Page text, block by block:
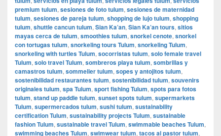
premium tulum, sesiones de foto tulum, sesiones de maternidad
tulum, sesiones de pareja tulum, shopping de lujo tulum, shopping
tulum, shuttle cancun tulum, Sian Ka’an, Sian Ka’an tours, sitios
mayas cerca de tulum, smoothies tulum, snorkel cenote, snorkel
con tortugas tulum, snorkeling tours Tulum, snorkeling Tulum,
snorkeling with turtles Tulum, socorristas tulum, solo female travel
Tulum, solo travel Tulum, sombreros playa tulum, sombrillas y
camastros tulum, sommelier tulum, sopes y antojitos tulum,
sostenibilidad restaurantes tulum, sostenibilidad tulum, souvenirs
originales tulum, spa Tulum, sport fishing Tulum, spots para fotos
tulum, stand up paddle tulum, sunset spots tulum, supermarkets
Tulum, supermercados tulum, sushi tulum, sustainability
certification Tulum, sustainability projects Tulum, sustainable
fashion Tulum, sustainable travel Tulum, swimmable beaches Tulum,
swimming beaches Tulum, swimwear tulum, tacos al pastor tulum,